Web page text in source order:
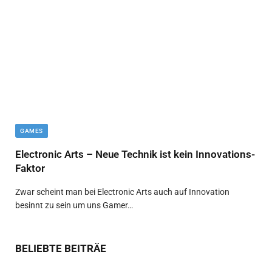
GAMES
Electronic Arts – Neue Technik ist kein Innovations-
Faktor
Zwar scheint man bei Electronic Arts auch auf Innovation
besinnt zu sein um uns Gamer…
BELIEBTE BEITRÄE